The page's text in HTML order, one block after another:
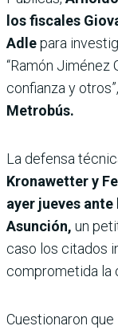
los fiscales
Adlepara
“Ramón Jiménez
confianza y
Metrobús.
La defensa
Kronawetter y
ayer jueves
Asunción, un
caso los citados
comprometida la
Cuestionaron